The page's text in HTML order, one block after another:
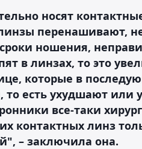
носят
перенашивают,
ношения,
в линзах, то это
которые в
то есть ухудшают или
все-таки
контактных линз
– заключила она.